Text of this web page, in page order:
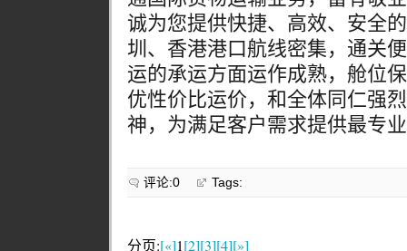
诚为您提供快捷、高效、安全
圳、香港港口航线密集，通关
运的承运方面运作成熟，舱位
优性价比运价，和全体同仁强
神，为满足客户需求提供最专
评论:0 Tags:
分页:[«]1[2][3][4][»]